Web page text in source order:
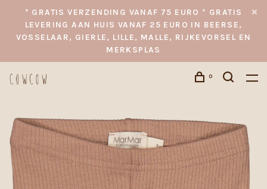
* GRATIS VERZENDING VANAF 75 EURO * GRATIS
LEVERING AAN HUIS VANAF 25 EURO IN BEERSE,
VOSSELAAR, GIERLE, LILLE, MALLE, RIJKEVORSEL EN
MERKSPLAS
0